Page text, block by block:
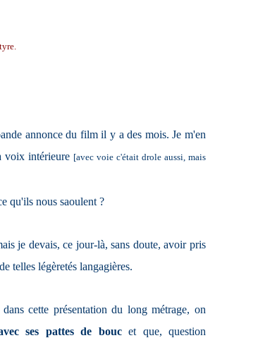
annonce du film il y a des mois. Je m'en
voix intérieure [avec voie c'était drole aussi, mais
qu'ils nous saoulent ?
je devais, ce jour-là, sans doute, avoir pris
telles légèretés langagières.
cette présentation du long métrage, on
ses pattes de boucet que, question